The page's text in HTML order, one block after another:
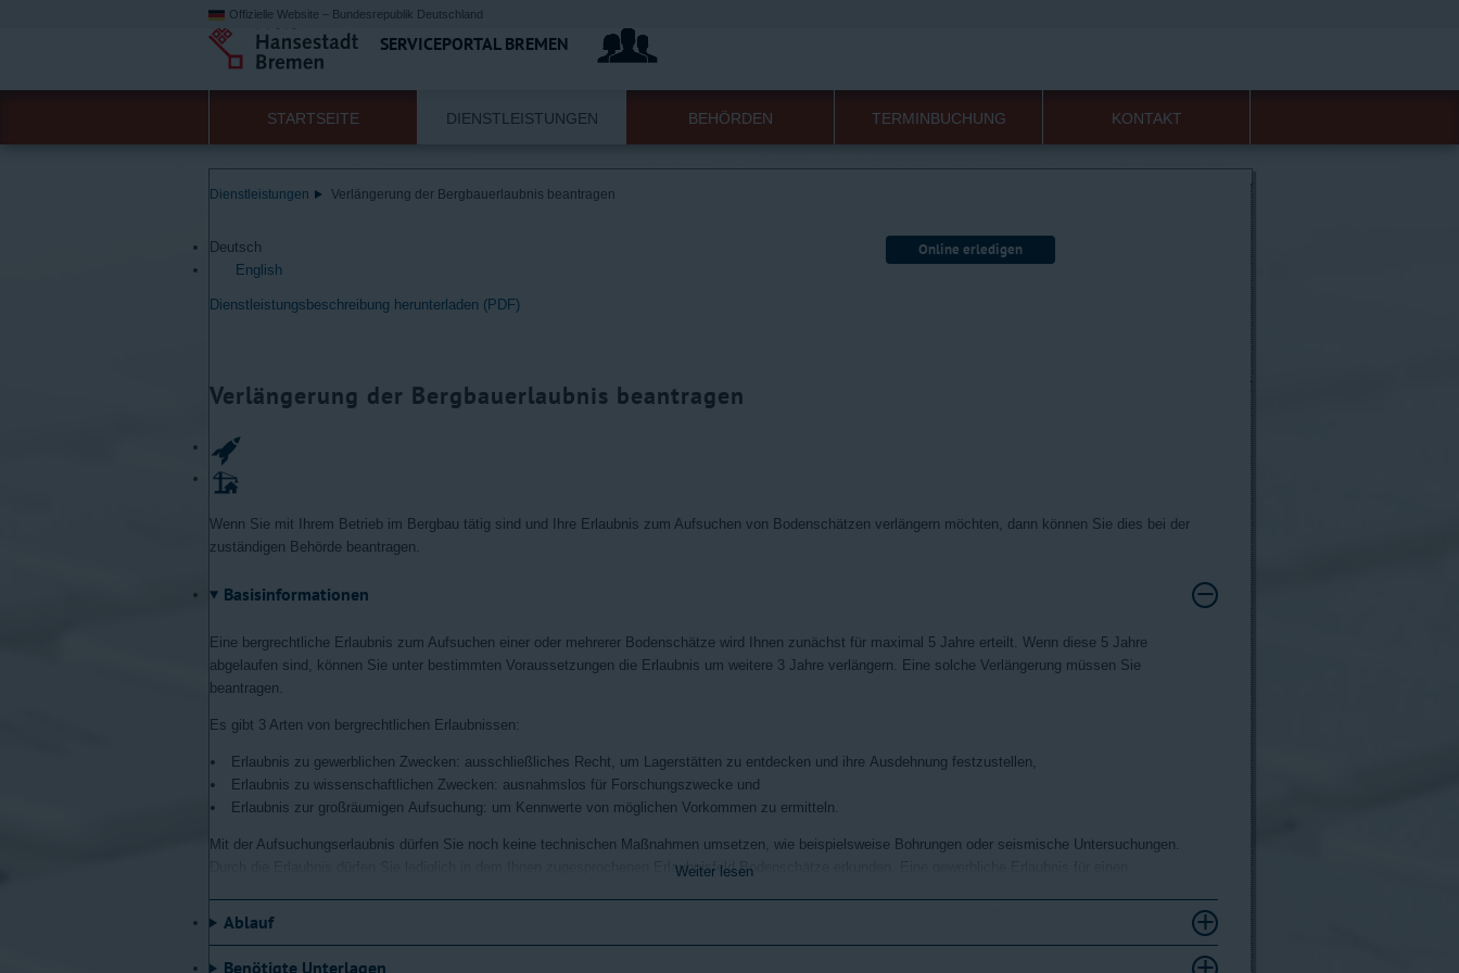
Offizielle Website – Bundesrepublik Deutschland
SERVICEPORTAL BREMEN
STARTSEITE DIENSTLEISTUNGEN BEHÖRDEN TERMINBUCHUNG KONTAKT
Dienstleistungen Verlängerung der Bergbauerlaubnis beantragen
Online erledigen
Deutsch
English
Dienstleistungsbeschreibung herunterladen (PDF)
Verlängerung der Bergbauerlaubnis beantragen
Wenn Sie mit Ihrem Betrieb im Bergbau tätig sind und Ihre Erlaubnis zum Aufsuchen von Bodenschätzen verlängern möchten, dann können Sie dies bei der
zuständigen Behörde beantragen.
Basisinformationen
Eine bergrechtliche Erlaubnis zum Aufsuchen einer oder mehrerer Bodenschätze wird Ihnen zunächst für maximal 5 Jahre erteilt. Wenn diese 5 Jahre
abgelaufen sind, können Sie unter bestimmten Voraussetzungen die Erlaubnis um weitere 3 Jahre verlängern. Eine solche Verlängerung müssen Sie
beantragen.
Es gibt 3 Arten von bergrechtlichen Erlaubnissen:
Erlaubnis zu gewerblichen Zwecken: ausschließliches Recht, um Lagerstätten zu entdecken und ihre Ausdehnung festzustellen,
Erlaubnis zu wissenschaftlichen Zwecken: ausnahmslos für Forschungszwecke und
Erlaubnis zur großräumigen Aufsuchung: um Kennwerte von möglichen Vorkommen zu ermitteln.
Mit der Aufsuchungserlaubnis dürfen Sie noch keine technischen Maßnahmen umsetzen, wie beispielsweise Bohrungen oder seismische Untersuchungen.
Durch die Erlaubnis dürfen Sie lediglich in dem Ihnen zugesprochenen Erlaubnisfeld Bodenschätze erkunden. Eine gewerbliche Erlaubnis für einen
werden.
Ausgenommen sind hierbei die wissenschaftlichen und großräumigen Aufsuchungen von bergfreien Bodenschätzen, da hier das Aufsuchungsziel ein
Weiter lesen
Ablauf
Benötigte Unterlagen